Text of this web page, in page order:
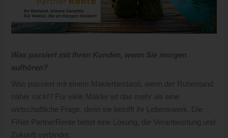
Was passiert mit Ihren Kunden, wenn Sie morgen
aufhören?
Was passiert mit einem Maklerbestand, wenn der Ruhestand
näher rückt? Für viele Makler ist das mehr als eine
wirtschaftliche Frage, denn sie betrifft ihr Lebenswerk. Die
FiNet PartnerRente bietet eine Lösung, die Verantwortung und
Zukunft verbindet.